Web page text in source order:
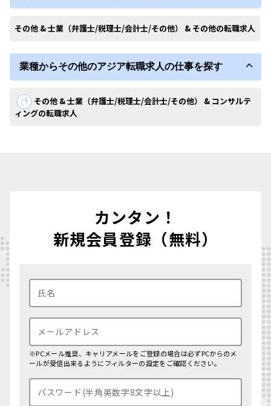
その他 & 士業（弁護士/税理士/会計士/その他） & その他の転職求人
業種からその他のアジア転職求人の仕事を探す
その他 & 士業（弁護士/税理士/会計士/その他） & コンサルテ
ィングの転職求人
カンタン！
新規会員登録（無料）
※PCメール推奨、キャリアメールをご登録の場合は必ずPCからのメ
ールが受信出来るようにフィルターの設定をご確認ください。